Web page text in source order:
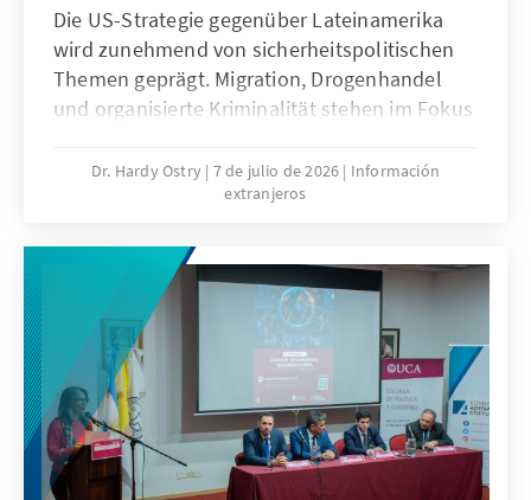
Die US-Strategie gegenüber Lateinamerika
wird zunehmend von sicherheitspolitischen
Themen geprägt. Migration, Drogenhandel
und organisierte Kriminalität stehen im Fokus
Welche Auswirkungen hat dieser Ansatz auf
die Region und ihre Stabilität?
Dr. Hardy Ostry 7 de julio de 2026
Información
extranjeros